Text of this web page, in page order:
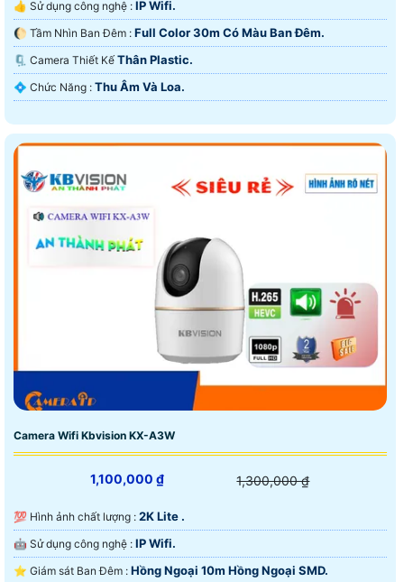
👍 Sử dụng công nghệ : IP Wifi.
🌔 Tầm Nhìn Ban Đêm : Full Color 30m Có Màu Ban Ðêm.
🗜️ Camera Thiết Kế Thân Plastic.
️💠 Chức Năng : Thu Âm Và Loa.
Camera Wifi Kbvision KX-A3W
1,100,000 ₫ 1,300,000 ₫
💯 Hình ảnh chất lượng : 2K Lite .
🤖️ Sử dụng công nghệ : IP Wifi.
⭐ Giám sát Ban Đêm : Hồng Ngoại 10m Hồng Ngoại SMD.